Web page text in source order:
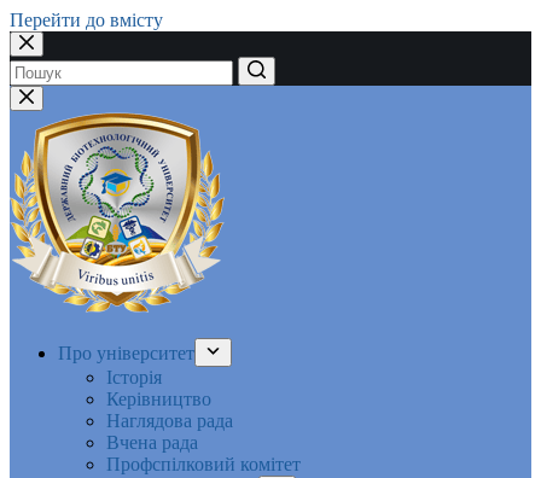
Перейти до вмісту
Немає
результатів
Про університет
Історія
Керівництво
Наглядова рада
Вчена рада
Профспілковий комітет